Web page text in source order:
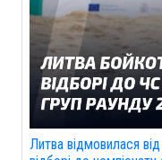
Литва відмовилася